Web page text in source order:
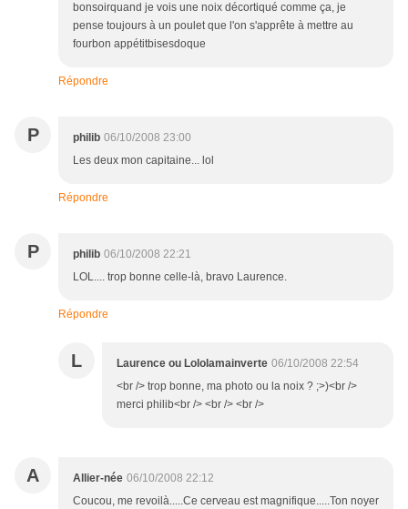
bonsoirquand je vois une noix décortiqué comme ça, je
pense toujours à un poulet que l'on s'apprête à mettre au
fourbon appétitbisesdoque
Répondre
P philib 06/10/2008 23:00
Les deux mon capitaine... lol
Répondre
P philib 06/10/2008 22:21
LOL.... trop bonne celle-là, bravo Laurence.
Répondre
L Laurence ou Lololamainverte 06/10/2008 22:54
<br /> trop bonne, ma photo ou la noix ? ;>)<br />
merci philib<br /> <br /> <br />
A Allier-née 06/10/2008 22:12
Coucou, me revoilà.....Ce cerveau est magnifique.....Ton noyer